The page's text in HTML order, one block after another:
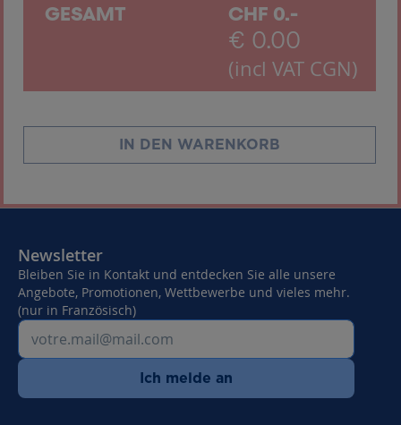
GESAMT CHF 0.-
€ 0.00
(incl VAT CGN)
IN DEN WARENKORB
Newsletter
Bleiben Sie in Kontakt und entdecken Sie alle unsere
Angebote, Promotionen, Wettbewerbe und vieles mehr.
(nur in Französisch)
Ich melde an